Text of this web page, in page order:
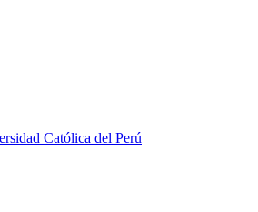
Católica del Perú